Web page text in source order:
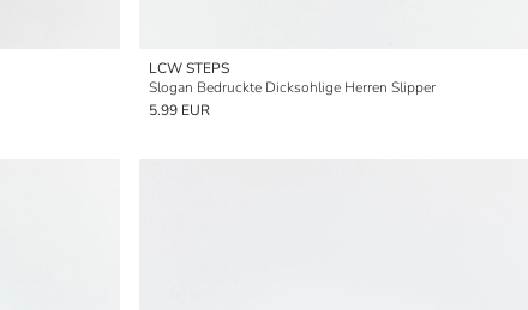
LCW STEPS
Slogan Bedruckte Dicksohlige Herren Slipper
5.99 EUR